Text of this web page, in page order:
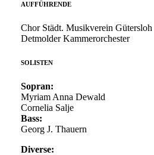
AUFFÜHRENDE
Chor Städt. Musikverein Gütersloh
Detmolder Kammerorchester
SOLISTEN
Sopran:
Myriam Anna Dewald
Cornelia Salje
Bass:
Georg J. Thauern
Diverse: